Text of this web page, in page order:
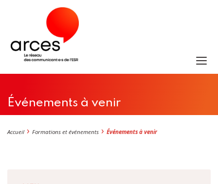
Événements à venir
Accueil Formations et événements Événements à venir